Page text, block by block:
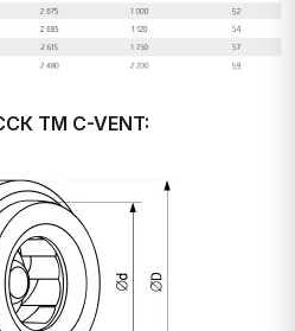
ТМ C-VENT: